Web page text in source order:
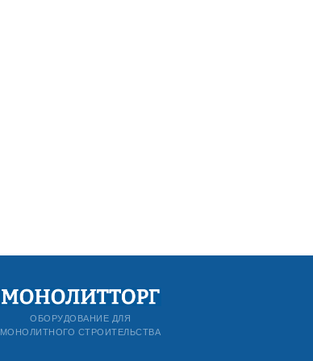
ОБОРУДОВАНИЕ ДЛЯ
МОНОЛИТНОГО СТРОИТЕЛЬСТВА